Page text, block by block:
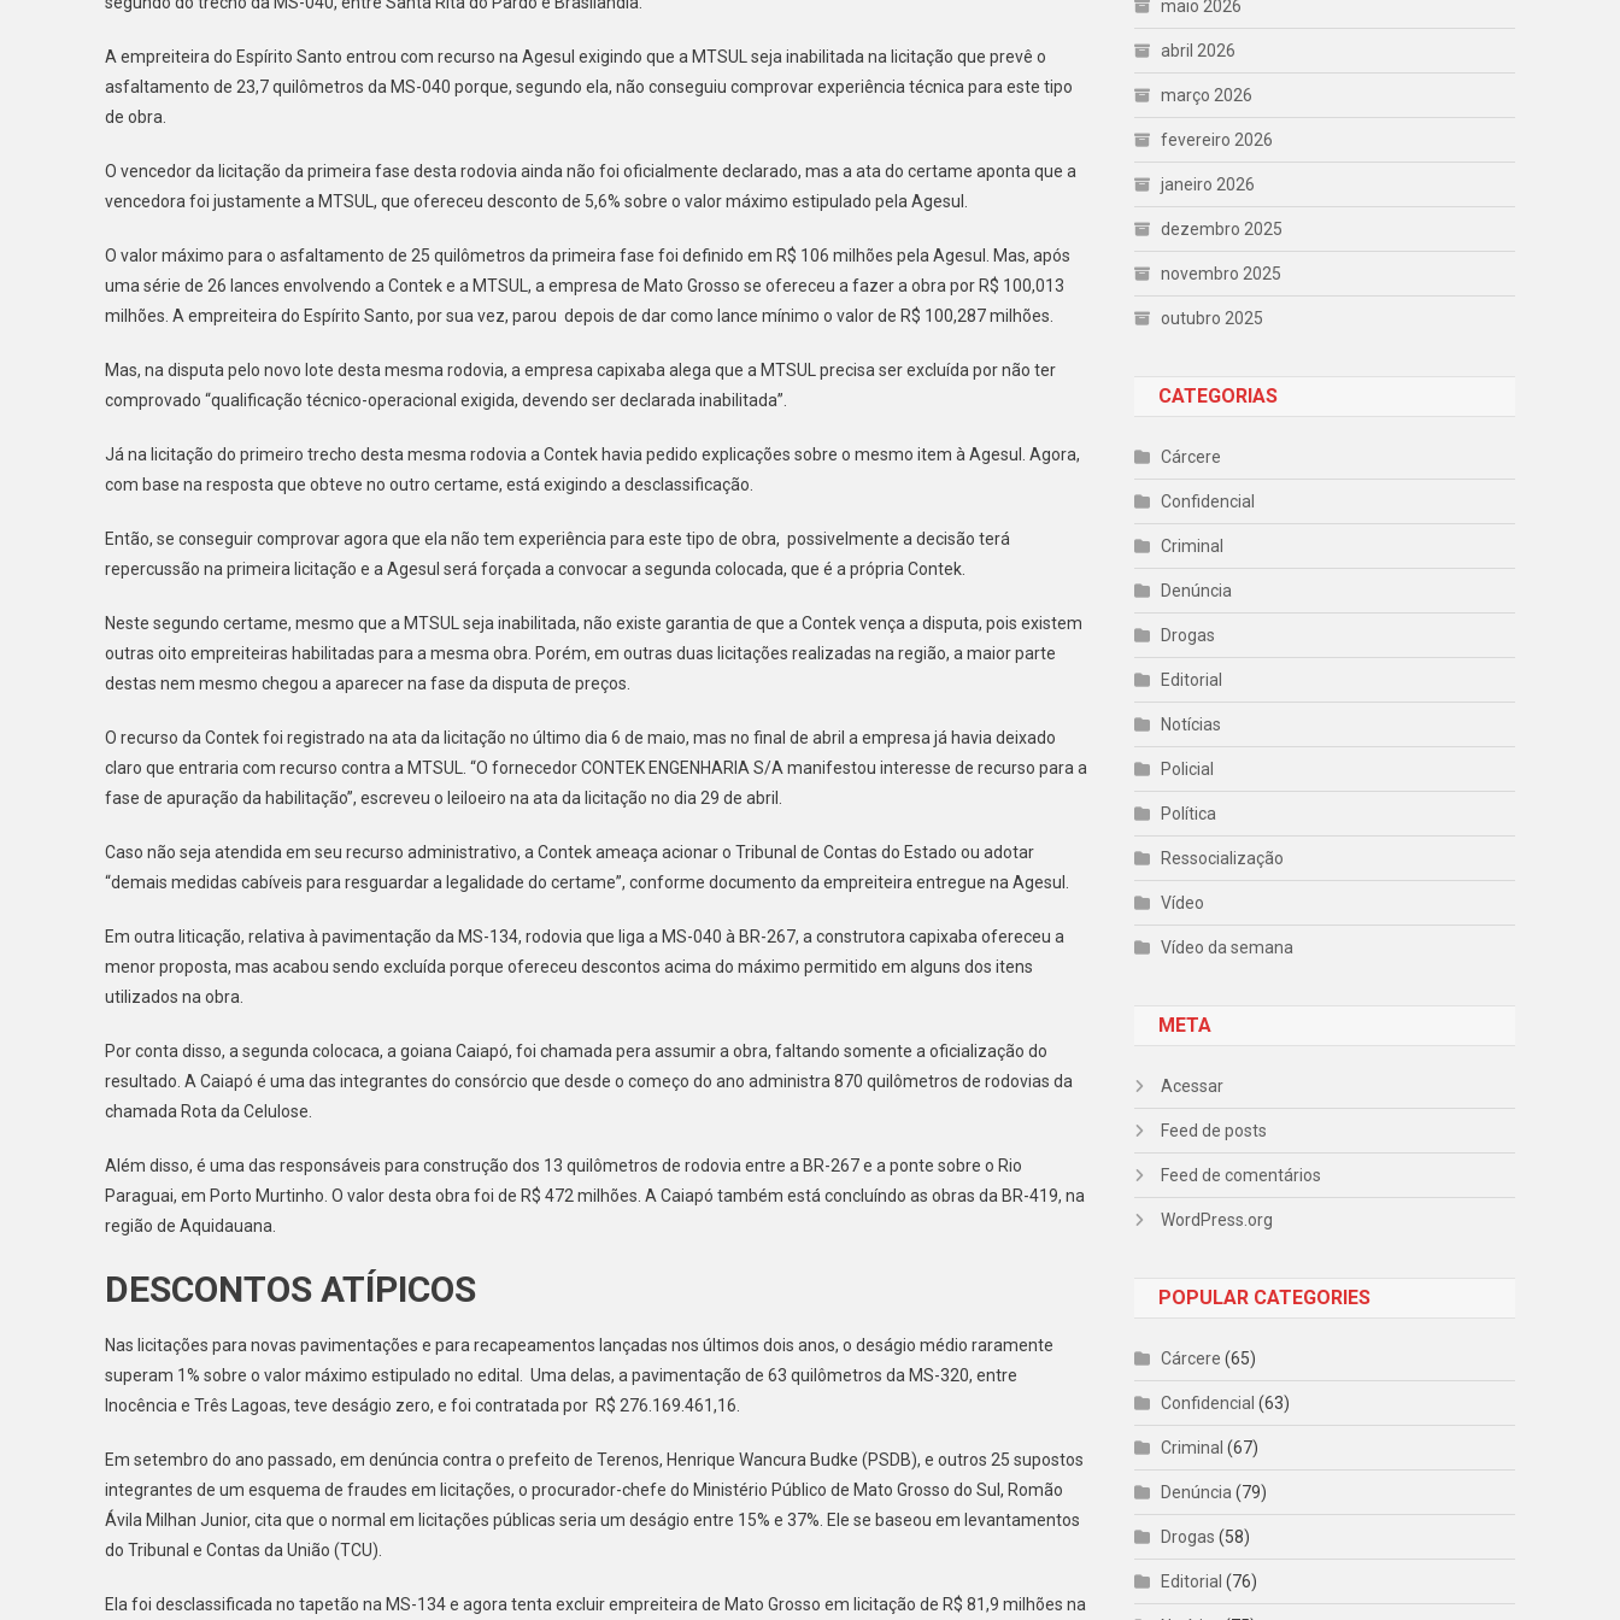
429
Mil
De
Presos
A empreiteira do Espírito Santo entrou com recurso na Agesul exigindo que a MTSUL seja inabilitada na licitação que prevê o
asfaltamento de 23,7 quilômetros da MS-040 porque, segundo ela, não conseguiu comprovar experiência técnica para este tipo
de obra.
O vencedor da licitação da primeira fase desta rodovia ainda não foi oficialmente declarado, mas a ata do certame aponta que a
vencedora foi justamente a MTSUL, que ofereceu desconto de 5,6% sobre o valor máximo estipulado pela Agesul.
O valor máximo para o asfaltamento de 25 quilômetros da primeira fase foi definido em R$ 106 milhões pela Agesul. Mas, após
uma série de 26 lances envolvendo a Contek e a MTSUL, a empresa de Mato Grosso se ofereceu a fazer a obra por R$ 100,013
milhões. A empreiteira do Espírito Santo, por sua vez, parou depois de dar como lance mínimo o valor de R$ 100,287 milhões.
Mas, na disputa pelo novo lote desta mesma rodovia, a empresa capixaba alega que a MTSUL precisa ser excluída por não ter
comprovado “qualificação técnico-operacional exigida, devendo ser declarada inabilitada”.
Já na licitação do primeiro trecho desta mesma rodovia a Contek havia pedido explicações sobre o mesmo item à Agesul. Agora,
com base na resposta que obteve no outro certame, está exigindo a desclassificação.
Então, se conseguir comprovar agora que ela não tem experiência para este tipo de obra, possivelmente a decisão terá
repercussão na primeira licitação e a Agesul será forçada a convocar a segunda colocada, que é a própria Contek.
Neste segundo certame, mesmo que a MTSUL seja inabilitada, não existe garantia de que a Contek vença a disputa, pois existem
outras oito empreiteiras habilitadas para a mesma obra. Porém, em outras duas licitações realizadas na região, a maior parte
destas nem mesmo chegou a aparecer na fase da disputa de preços.
O recurso da Contek foi registrado na ata da licitação no último dia 6 de maio, mas no final de abril a empresa já havia deixado
claro que entraria com recurso contra a MTSUL. “O fornecedor CONTEK ENGENHARIA S/A manifestou interesse de recurso para a
fase de apuração da habilitação”, escreveu o leiloeiro na ata da licitação no dia 29 de abril.
Caso não seja atendida em seu recurso administrativo, a Contek ameaça acionar o Tribunal de Contas do Estado ou adotar
“demais medidas cabíveis para resguardar a legalidade do certame”, conforme documento da empreiteira entregue na Agesul.
Em outra liticação, relativa à pavimentação da MS-134, rodovia que liga a MS-040 à BR-267, a construtora capixaba ofereceu a
menor proposta, mas acabou sendo excluída porque ofereceu descontos acima do máximo permitido em alguns dos itens
utilizados na obra.
Por conta disso, a segunda colocaca, a goiana Caiapó, foi chamada pera assumir a obra, faltando somente a oficialização do
resultado. A Caiapó é uma das integrantes do consórcio que desde o começo do ano administra 870 quilômetros de rodovias da
chamada Rota da Celulose.
Além disso, é uma das responsáveis para construção dos 13 quilômetros de rodovia entre a BR-267 e a ponte sobre o Rio
Paraguai, em Porto Murtinho. O valor desta obra foi de R$ 472 milhões. A Caiapó também está concluíndo as obras da BR-419, na
região de Aquidauana.
DESCONTOS ATÍPICOS
Nas licitações para novas pavimentações e para recapeamentos lançadas nos últimos dois anos, o deságio médio raramente
superam 1% sobre o valor máximo estipulado no edital. Uma delas, a pavimentação de 63 quilômetros da MS-320, entre
Inocência e Três Lagoas, teve deságio zero, e foi contratada por R$ 276.169.461,16.
Em setembro do ano passado, em denúncia contra o prefeito de Terenos, Henrique Wancura Budke (PSDB), e outros 25 supostos
integrantes de um esquema de fraudes em licitações, o procurador-chefe do Ministério Público de Mato Grosso do Sul, Romão
Ávila Milhan Junior, cita que o normal em licitações públicas seria um deságio entre 15% e 37%. Ele se baseou em levantamentos
do Tribunal e Contas da União (TCU).
Ela foi desclassificada no tapetão na MS-134 e agora tenta excluir empreiteira de Mato Grosso em licitação de R$ 81,9 milhões na
maio 2026
abril 2026
março 2026
fevereiro 2026
janeiro 2026
dezembro 2025
novembro 2025
outubro 2025
CATEGORIAS
Cárcere
Confidencial
Criminal
Denúncia
Drogas
Editorial
Notícias
Policial
Política
Ressocialização
Vídeo
Vídeo da semana
META
Acessar
Feed de posts
Feed de comentários
WordPress.org
POPULAR CATEGORIES
Cárcere (65)
Confidencial (63)
Criminal (67)
Denúncia (79)
Drogas (58)
Editorial (76)